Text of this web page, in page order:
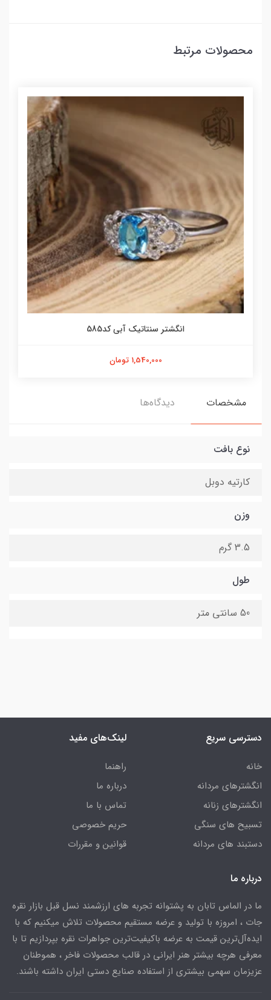
محصولات مرتبط
انگشتر سنتاتیک آبی کد585
1,540,000 تومان
مشخصات دیدگاه‌ها
نوع بافت
کارتیه دوبل
وزن
3.5 گرم
طول
50 سانتی متر
دسترسی سریع
خانه
انگشترهای مردانه
انگشترهای زنانه
تسبیح های سنگی
دستبند های مردانه
لینک‌های مفید
راهنما
درباره ما
تماس با ما
حریم خصوصی
قوانین و مقررات
درباره ما
ما در الماس تابان به پشتوانه تجربه های ارزشمند نسل قبل بازار نقره
جات ، امروزه با تولید و عرضه مستقیم محصولات تلاش میکنیم که با
ایده‌آل‌ترین قیمت به عرضه باکیفیت‌ترین جواهرات نقره بپردازیم تا با
معرفی هرچه بیشتر هنر ایرانی در قالب محصولات فاخر ، هموطنان
عزیزمان سهمی بیشتری از استفاده صنایع دستی ایران داشته باشند.